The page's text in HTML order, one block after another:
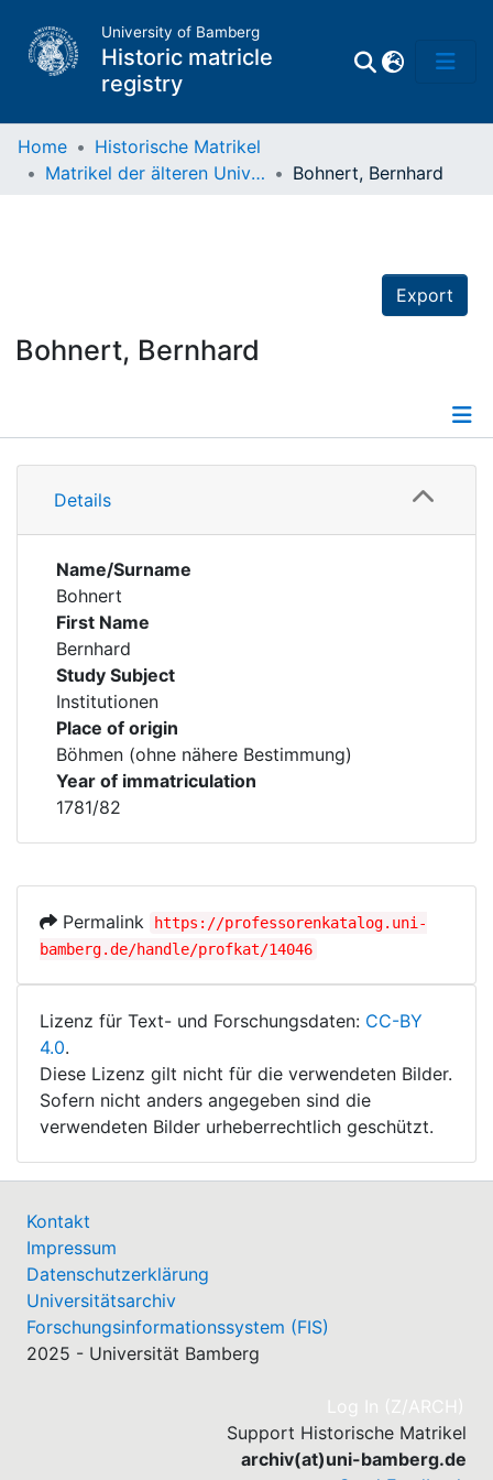
University of Bamberg
Historic matricle
registry
Home
Historische Matrikel
Matrikel der älteren Universität
Bohnert, Bernhard
Export
Bohnert, Bernhard
Details
Details
Name/Surname
Bohnert
First Name
Bernhard
Study Subject
Institutionen
Place of origin
Böhmen (ohne nähere Bestimmung)
Year of immatriculation
1781/82
Permalink
https://professorenkatalog.uni-
bamberg.de/handle/profkat/14046
Lizenz für Text- und Forschungsdaten: CC-BY
4.0.
Diese Lizenz gilt nicht für die verwendeten Bilder.
Sofern nicht anders angegeben sind die
verwendeten Bilder urheberrechtlich geschützt.
Kontakt
Impressum
Datenschutzerklärung
Universitätsarchiv
Forschungsinformationssystem (FIS)
2025 - Universität Bamberg
Log In (Z/ARCH)
Support Historische Matrikel
archiv(at)uni-bamberg.de